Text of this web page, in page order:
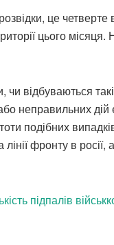
це
цього
відбуваються
неправильних дій
подібних
фронту в
підпалів